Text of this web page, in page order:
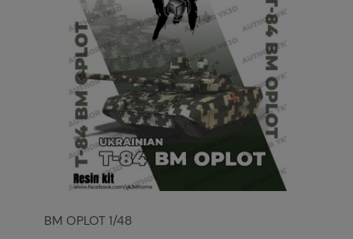
BM OPLOT 1/48